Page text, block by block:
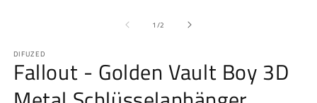
1 /von
2
DIFUZED
Fallout - Golden Vault Boy 3D